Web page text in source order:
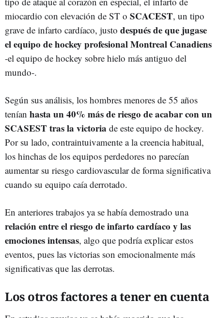
miocardio con elevación de ST o SCACEST, un tipo
grave de infarto cardíaco, justo después de que jugase
el equipo de hockey profesional Montreal Canadiens
-el equipo de hockey sobre hielo más antiguo del
mundo-.
Según sus análisis, los hombres menores de 55 años
tenían hasta un 40% más de riesgo de acabar con un
SCASEST tras la victoria de este equipo de hockey.
Por su lado, contraintuivamente a la creencia habitual,
los hinchas de los equipos perdedores no parecían
aumentar su riesgo cardiovascular de forma significativa
cuando su equipo caía derrotado.
En anteriores trabajos ya se había demostrado una
relación entre el riesgo de infarto cardíaco y las
emociones intensas, algo que podría explicar estos
eventos, pues las victorias son emocionalmente más
significativas que las derrotas.
Los otros factores a tener en cuenta